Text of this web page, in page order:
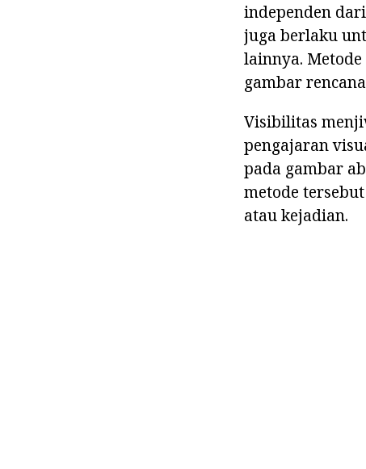
independen
juga berlaku
lainnya.
gambar
Visibilitas
pengajaran
pada gambar
metode
atau kejadian.